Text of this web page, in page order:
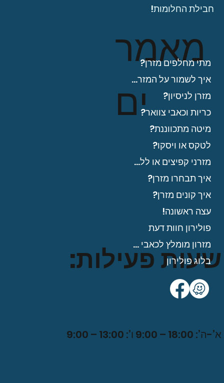
שעות פעילות:
א’-ה’: 18:00 – 9:00 ו’: 13:00 – 9:0 0
חבילת החלומות!
מאמר
ים
מתי מחלפים מזרן?
איך לשמור על המזרן?
מזרן לניסיון?
כריות וכאבי צוואר?
מיטה מתכווננת?
לטקס או ויסקו?
מזרני קפיצים או ללא?
איך תבחרו מזרן?
איך קונים מזרן?
עצה ראשונה!
פולירון חוות דעת
מזרון מומלץ לכאבי גב?
בלוג פולירון